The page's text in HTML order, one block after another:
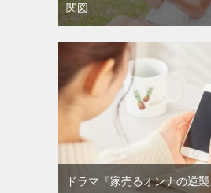
関図
ドラマ『家売るオンナの逆